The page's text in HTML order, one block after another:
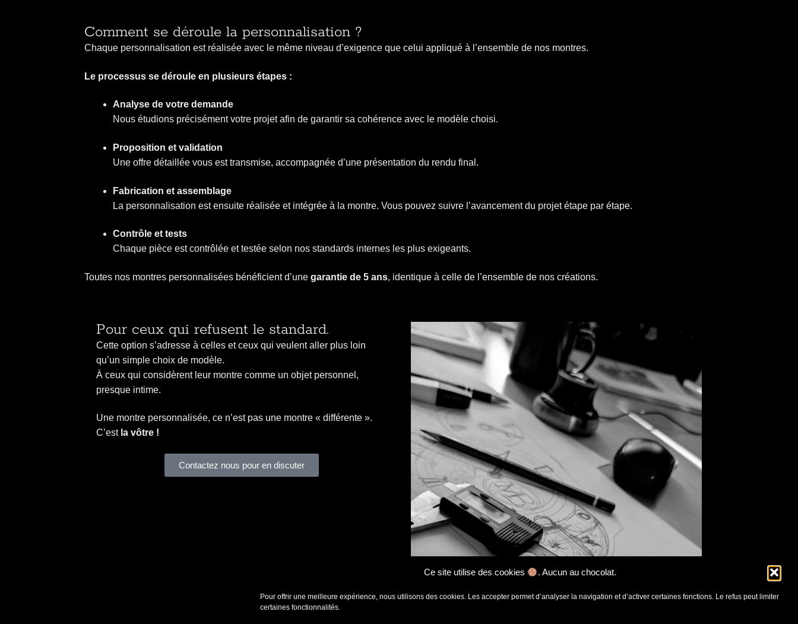
Ce site utilise des cookies . Aucun au chocolat.
Pour offrir une meilleure expérience, nous utilisons des cookies. Les accepter permet d’analyser la navigation et d’activer certaines fonctions. Le refus peut limiter
certaines fonctionnalités.
Comment se déroule la personnalisation ?
Chaque personnalisation est réalisée avec le même niveau d’exigence que celui appliqué à l’ensemble de nos montres.
Le processus se déroule en plusieurs étapes :
Analyse de votre demande
Nous étudions précisément votre projet afin de garantir sa cohérence avec le modèle choisi.
Proposition et validation
Une offre détaillée vous est transmise, accompagnée d’une présentation du rendu final.
Fabrication et assemblage
La personnalisation est ensuite réalisée et intégrée à la montre. Vous pouvez suivre l’avancement du projet étape par étape.
Contrôle et tests
Chaque pièce est contrôlée et testée selon nos standards internes les plus exigeants.
Toutes nos montres personnalisées bénéficient d’une garantie de 5 ans, identique à celle de l’ensemble de nos créations.
Pour ceux qui refusent le standard.
Cette option s’adresse à celles et ceux qui veulent aller plus loin
qu’un simple choix de modèle.
À ceux qui considèrent leur montre comme un objet personnel,
presque intime.
Une montre personnalisée, ce n’est pas une montre « différente ».
C’est la vôtre !
Contactez nous pour en discuter